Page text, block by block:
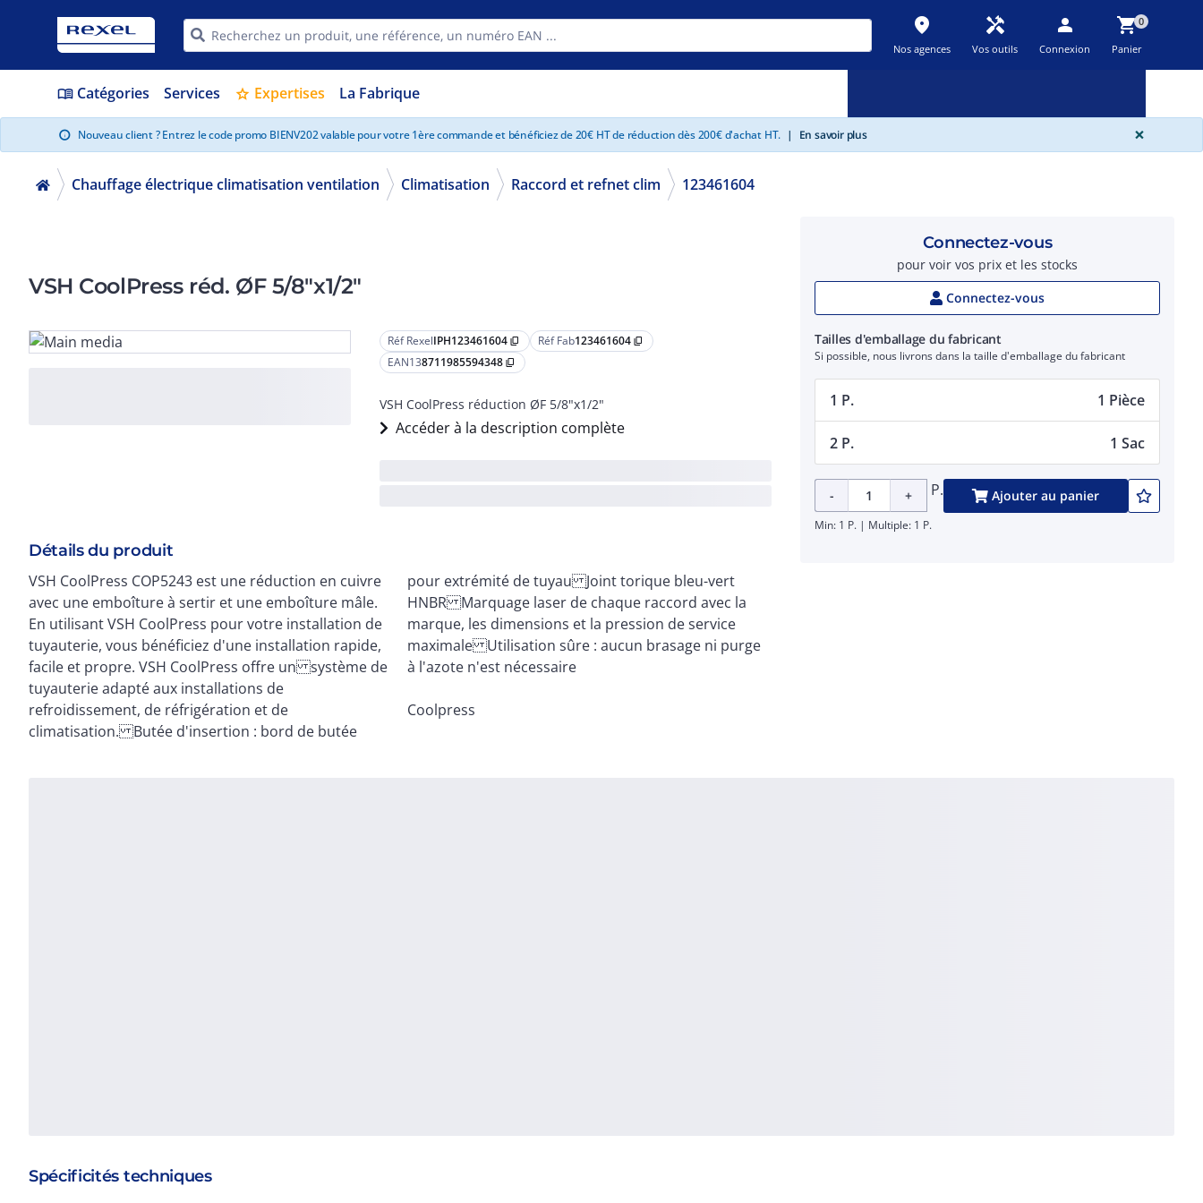
place
Nos agences
handyman
Vos outils
person
Connexion
shopping_cart0
Panier
menu_book Catégories Services star Expertises La Fabrique
info Nouveau client ? Entrez le code promo BIENV202 valable pour votre 1ère commande et bénéficiez de 20€ HT de réduction dès 200€ d'achat HT. | En savoir plus ×
Chauffage électrique climatisation ventilation Climatisation Raccord et refnet clim 123461604
VSH CoolPress réd. ØF 5/8"x1/2"
Réf RexelIPH123461604 content_copy Réf Fab123461604 content_copy
EAN138711985594348 content_copy
VSH CoolPress réduction ØF 5/8"x1/2"
Accéder à la description complète
Détails du produit
VSH CoolPress COP5243 est une réduction en cuivre
avec une emboîture à sertir et une emboîture mâle.
En utilisant VSH CoolPress pour votre installation de
tuyauterie, vous bénéficiez d'une installation rapide,
facile et propre. VSH CoolPress offre un système de
tuyauterie adapté aux installations de
refroidissement, de réfrigération et de
climatisation. Butée d'insertion : bord de butée
pour extrémité de tuyau Joint torique bleu-vert
HNBR Marquage laser de chaque raccord avec la
marque, les dimensions et la pression de service
maximale Utilisation sûre : aucun brasage ni purge
à l'azote n'est nécessaire
Coolpress
Connectez-vous
pour voir vos prix et les stocks
Connectez-vous
Tailles d'emballage du fabricant
Si possible, nous livrons dans la taille d'emballage du fabricant
1 P. 1 Pièce
2 P. 1 Sac
- + P. Ajouter au panier
Min: 1 P. | Multiple: 1 P.
Spécificités techniques